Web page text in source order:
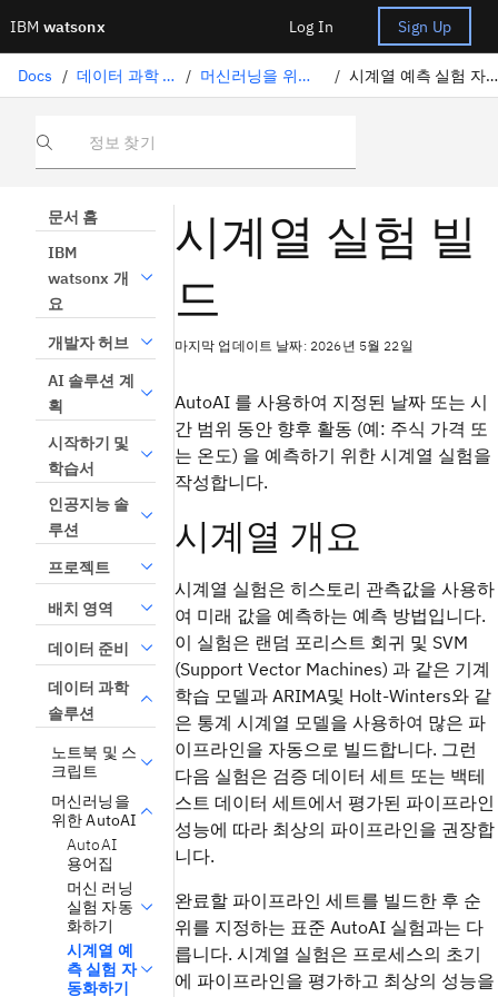
IBM watsonx Log In Sign Up
Docs / 데이터 과학 솔루션 / 머신러닝을 위한 AutoAI / 시계열 예측 실험 자동화하기
정보 찾기
문서 홈
IBM
watsonx 개
요
개발자 허브
AI 솔루션 계
획
시작하기 및
학습서
인공지능 솔
루션
프로젝트
배치 영역
데이터 준비
데이터 과학
솔루션
노트북 및 스
크립트
머신러닝을
위한 AutoAI
AutoAI
용어집
머신 러닝
실험 자동
화하기
시계열 예
측 실험 자
동화하기
시계열 실험 빌
드
마지막 업데이트 날짜: 2026년 5월 22일
AutoAI 를 사용하여 지정된 날짜 또는 시
간 범위 동안 향후 활동 (예: 주식 가격 또
는 온도) 을 예측하기 위한 시계열 실험을
작성합니다.
시계열 개요
시계열 실험은 히스토리 관측값을 사용하
여 미래 값을 예측하는 예측 방법입니다.
이 실험은 랜덤 포리스트 회귀 및 SVM
(Support Vector Machines) 과 같은 기계
학습 모델과 ARIMA및 Holt-Winters와 같
은 통계 시계열 모델을 사용하여 많은 파
이프라인을 자동으로 빌드합니다. 그런
다음 실험은 검증 데이터 세트 또는 백테
스트 데이터 세트에서 평가된 파이프라인
성능에 따라 최상의 파이프라인을 권장합
니다.
완료할 파이프라인 세트를 빌드한 후 순
위를 지정하는 표준 AutoAI 실험과는 다
릅니다. 시계열 실험은 프로세스의 초기
에 파이프라인을 평가하고 최상의 성능을